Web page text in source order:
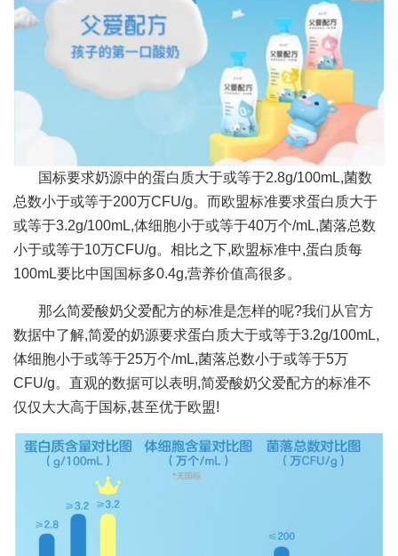
国标要求奶源中的蛋白质大于或等于2.8g/100mL,菌数
总数小于或等于200万CFU/g。而欧盟标准要求蛋白质大于
或等于3.2g/100mL,体细胞小于或等于40万个/mL,菌落总数
小于或等于10万CFU/g。相比之下,欧盟标准中,蛋白质每
100mL要比中国国标多0.4g,营养价值高很多。
那么简爱酸奶父爱配方的标准是怎样的呢?我们从官方
数据中了解,简爱的奶源要求蛋白质大于或等于3.2g/100mL,
体细胞小于或等于25万个/mL,菌落总数小于或等于5万
CFU/g。直观的数据可以表明,简爱酸奶父爱配方的标准不
仅仅大大高于国标,甚至优于欧盟!